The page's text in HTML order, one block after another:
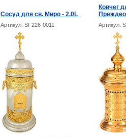
Сосуд для св. Миро - 2.0L
Ковчег
Артикул: SI-226-0011 Артикул: